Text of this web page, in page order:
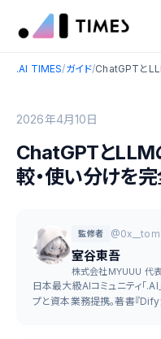
.AI TIMES/ガイド/
2026年4月10日
ChatGPTとLLM
較・使い分けを
監修者 @0x__tom
室谷東吾
株式会社MYUUU 代
日本最大級AIコミュニティ「
プと資本業務提携。著書『